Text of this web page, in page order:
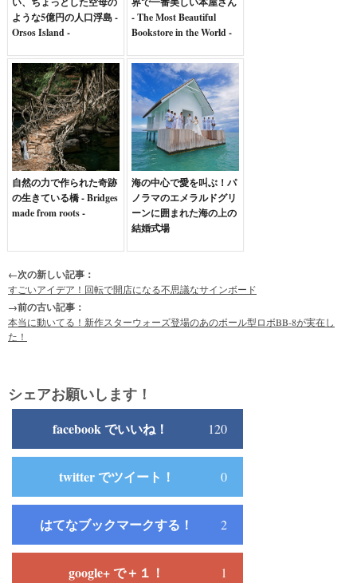
ような5億円の人口浮島 -
Orsos Island -
- The Most Beautiful
Bookstore in the World -
自然の力で作られた奇跡
の生きている橋 - Bridges
made from roots -
海の中心で愛を叫ぶ！パ
ノラマのエメラルドグリ
ーンに囲まれた海の上の
結婚式場
←次の新しい記事：
すごいアイデア！回転で開店になる不思議なサインボード
→前の古い記事：
本当に動いてる！新作スターウォーズ登場のあのボール型ロボBB-8が実在し
た！
シェアお願いします！
facebook でいいね！ 120
twitter でツイート！ 0
はてなブックマークする！ 2
google+ で＋１！ 1